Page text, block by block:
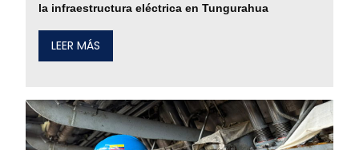
la infraestructura eléctrica en Tungurahua
LEER MÁS